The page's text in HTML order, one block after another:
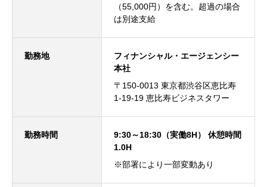
（55,000円）を含む。超過の場合
は別途支給
勤務地
フィナンシャル・エージェンシー
本社
〒150-0013 東京都渋谷区恵比寿
1-19-19 恵比寿ビジネスタワー
勤務時間
9:30～18:30（実働8H） 休憩時間
1.0H
※部署により一部変動あり